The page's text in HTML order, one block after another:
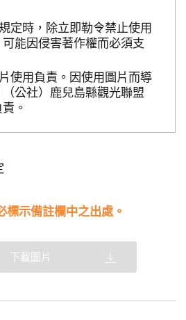
定時，除立即勒令禁止使用
能因侵害著作權而必須支
使用負責。因使用圖片而導
公社）鹿兒島縣觀光聯盟
。
標示備註欄中之出處。
下載圖片